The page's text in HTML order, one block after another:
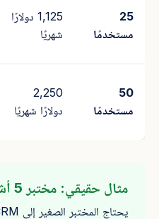
25
مستخدمًا
1,125 دولارًا
شهريًا
50
مستخدمًا
2,250
دولارًا شهريًا
مثال حقيقي: مختبر 5 أشخاص